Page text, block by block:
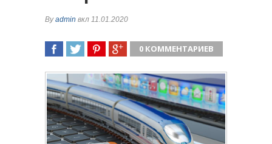
Byadmin вкл 11.01.2020
0 КОММЕНТАРИЕВ